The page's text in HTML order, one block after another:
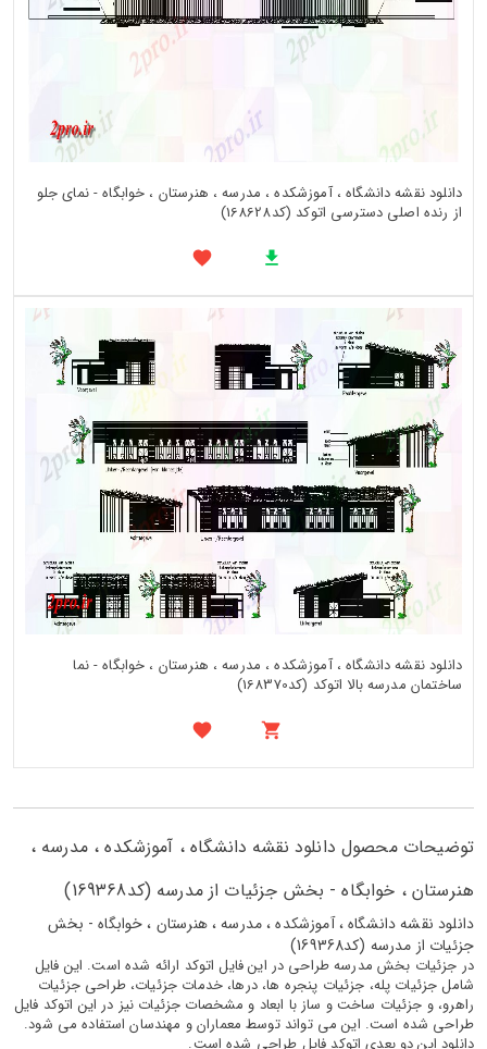
دانلود نقشه دانشگاه ، آموزشکده ، مدرسه ، هنرستان ، خوابگاه - نمای جلو
از رنده اصلی دسترسی اتوکد (کد168628)
دانلود نقشه دانشگاه ، آموزشکده ، مدرسه ، هنرستان ، خوابگاه - نما
ساختمان مدرسه بالا اتوکد (کد168370)
توضیحات محصول دانلود نقشه دانشگاه ، آموزشکده ، مدرسه ،
هنرستان ، خوابگاه - بخش جزئیات از مدرسه (کد169368)
دانلود نقشه دانشگاه ، آموزشکده ، مدرسه ، هنرستان ، خوابگاه - بخش
جزئیات از مدرسه (کد169368)
در جزئیات بخش مدرسه طراحی در این فایل اتوکد ارائه شده است. این فایل
شامل جزئیات پله، جزئیات پنجره ها، درها، خدمات جزئیات، طراحی جزئیات
راهرو، و جزئیات ساخت و ساز با ابعاد و مشخصات جزئیات نیز در این اتوکد فایل
طراحی شده است. این می تواند توسط معماران و مهندسان استفاده می شود.
دانلود این دو بعدی اتوکد فایل طراحی شده است.